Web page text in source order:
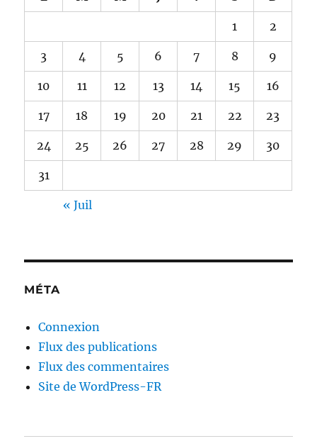
1 2
3 4 5 6 7 8 9
10 11 12 13 14 15 16
17 18 19 20 21 22 23
24 25 26 27 28 29 30
31
« Juil
MÉTA
Connexion
Flux des publications
Flux des commentaires
Site de WordPress-FR